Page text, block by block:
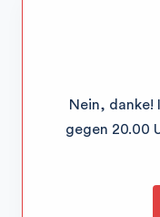
Nein, danke!
gegen 20.00